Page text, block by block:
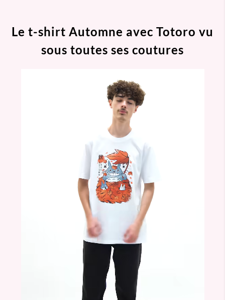
Le t-shirt Automne avec Totoro vu
sous toutes ses coutures